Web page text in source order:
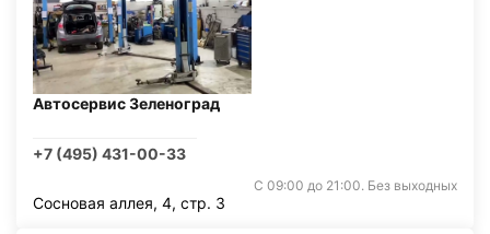
Автосервис Зеленоград
+7 (495) 431-00-33
С 09:00 до 21:00. Без выходных
Сосновая аллея, 4, стр. 3